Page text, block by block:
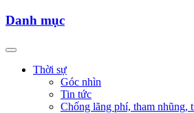
Danh mục
Thời sự
Góc nhìn
Tin tức
Chống lãng phí, tham nhũng,